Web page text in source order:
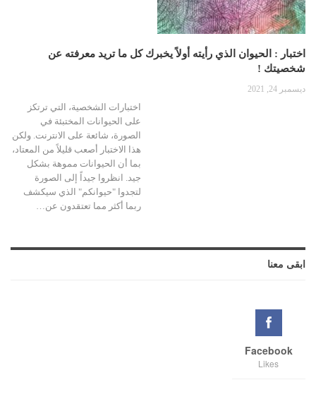
اختبار : الحيوان الذي رأيته أولاً يخبرك كل ما تريد معرفته عن
شخصيتك !
ديسمبر 24, 2021
اختبارات الشخصية، التي ترتكز
على الحيوانات المختبئة في
الصورة، شائعة على الانترنت. ولكن
هذا الاختبار أصعب قليلاً من المعتاد،
بما أن الحيوانات مموهة بشكل
جيد. انظروا جيداً إلى الصورة
لتجدوا "حيوانكم" الذي سيكشف
ربما أكثر مما تعتقدون عن…
ابقى معنا
Facebook
Likes